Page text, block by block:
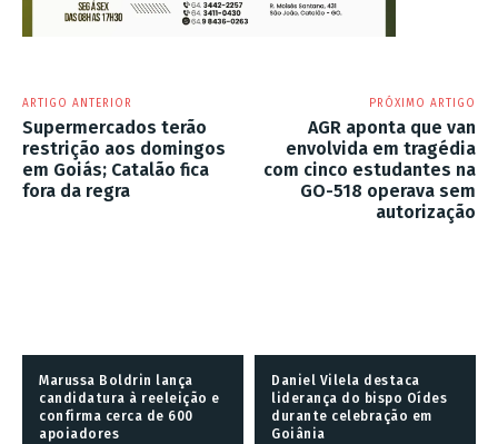
ARTIGO ANTERIOR
Supermercados terão
restrição aos domingos
em Goiás; Catalão fica
fora da regra
PRÓXIMO ARTIGO
AGR aponta que van
envolvida em tragédia
com cinco estudantes na
GO-518 operava sem
autorização
Marussa Boldrin lança
candidatura à reeleição e
confirma cerca de 600
apoiadores
Daniel Vilela destaca
liderança do bispo Oídes
durante celebração em
Goiânia